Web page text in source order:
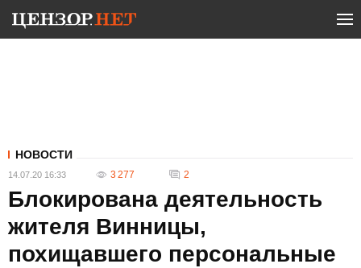
НОВОСТИ
14.07.20 16:33 3 277 2
Блокирована деятельность
жителя Винницы,
похищавшего персональные